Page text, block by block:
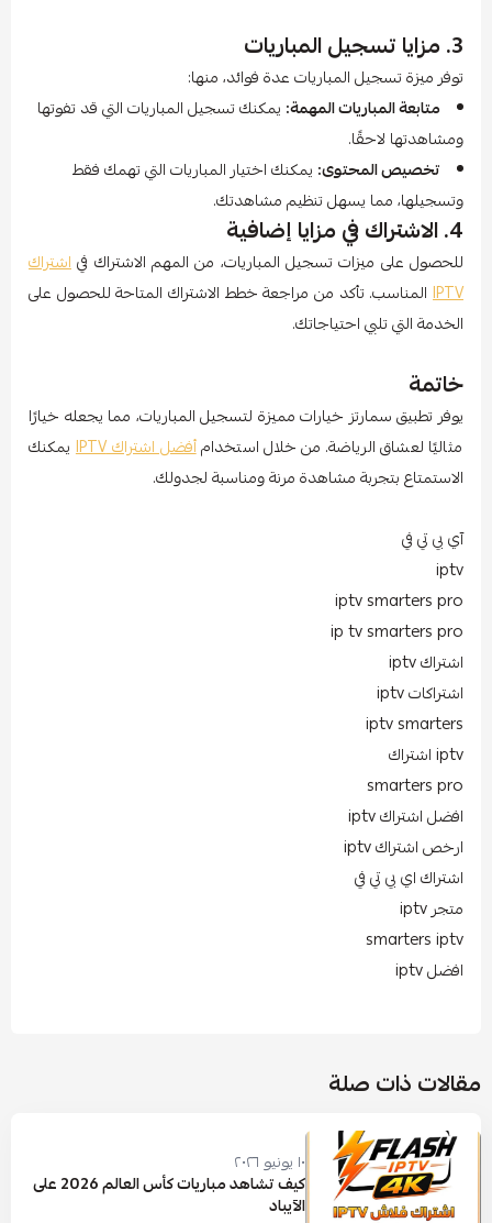
3. مزايا تسجيل المباريات
توفر ميزة تسجيل المباريات عدة فوائد، منها:
متابعة المباريات المهمة: يمكنك تسجيل المباريات التي قد تفوتها
ومشاهدتها لاحقًا.
تخصيص المحتوى: يمكنك اختيار المباريات التي تهمك فقط
وتسجيلها، مما يسهل تنظيم مشاهدتك.
4. الاشتراك في مزايا إضافية
للحصول على ميزات تسجيل المباريات، من المهم الاشتراك فياشتراك
IPTV المناسب. تأكد من مراجعة خطط الاشتراك المتاحة للحصول على
الخدمة التي تلبي احتياجاتك.
خاتمة
يوفر تطبيق سمارتز خيارات مميزة لتسجيل المباريات، مما يجعله خيارًا
مثاليًا لعشاق الرياضة. من خلال استخدامأفضل اشتراك IPTV
يمكنك
الاستمتاع بتجربة مشاهدة مرنة ومناسبة لجدولك.
آي بي تي في
iptv
iptv smarters pro
ip tv smarters pro
اشتراك iptv
اشتراكات iptv
iptv smarters
iptv اشتراك
smarters pro
افضل اشتراك iptv
ارخص اشتراك iptv
اشتراك اي بي تي في
متجر iptv
smarters iptv
افضل iptv
مقالات ذات صلة
١٠ يونيو ٢٠٢٦
كيف تشاهد مباريات كأس العالم 2026 على
الآيباد